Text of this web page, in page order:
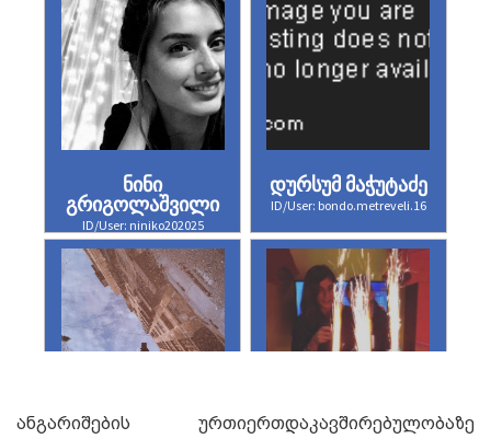
ანგარიშების ურთიერთდაკავშირებულობაზე